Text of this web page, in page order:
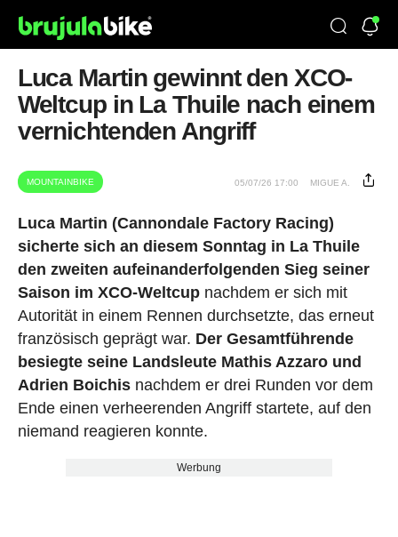
Luca Martin gewinnt den XCO-
Weltcup in La Thuile nach einem
vernichtenden Angriff
MOUNTAINBIKE 05/07/26 17:00 MIGUE A.
Luca Martin (Cannondale Factory Racing)
sicherte sich an diesem Sonntag in La Thuile
den zweiten aufeinanderfolgenden Sieg seiner
Saison im XCO-Weltcup nachdem er sich mit
Autorität in einem Rennen durchsetzte, das erneut
französisch geprägt war. Der Gesamtführende
besiegte seine Landsleute Mathis Azzaro und
Adrien Boichis nachdem er drei Runden vor dem
Ende einen verheerenden Angriff startete, auf den
niemand reagieren konnte.
Werbung